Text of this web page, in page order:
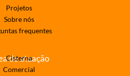
Projetos
Sobre nós
frequentes
de atuação
Cisterna
Comercial